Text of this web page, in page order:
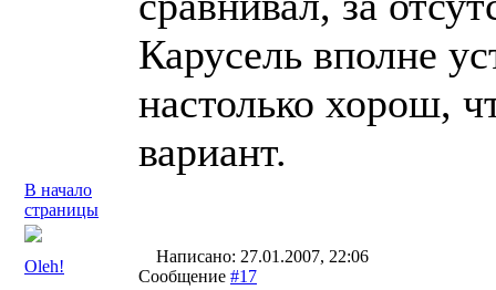
Карусель вполне
настолько хорош,
вариант.
В начало
страницы
Oleh!
Написано: 27.01.2007, 22:06
Сообщение #17